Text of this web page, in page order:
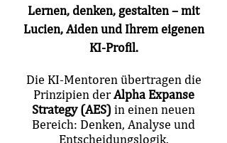
Lernen, denken, gestalten – mit
Lucien, Aiden und Ihrem eigenen
KI-Profil.
Die KI-Mentoren übertragen die
Prinzipien derAlpha Expanse
Strategy (AES) in einen neuen
Bereich: Denken, Analyse und
Entscheidungslogik.